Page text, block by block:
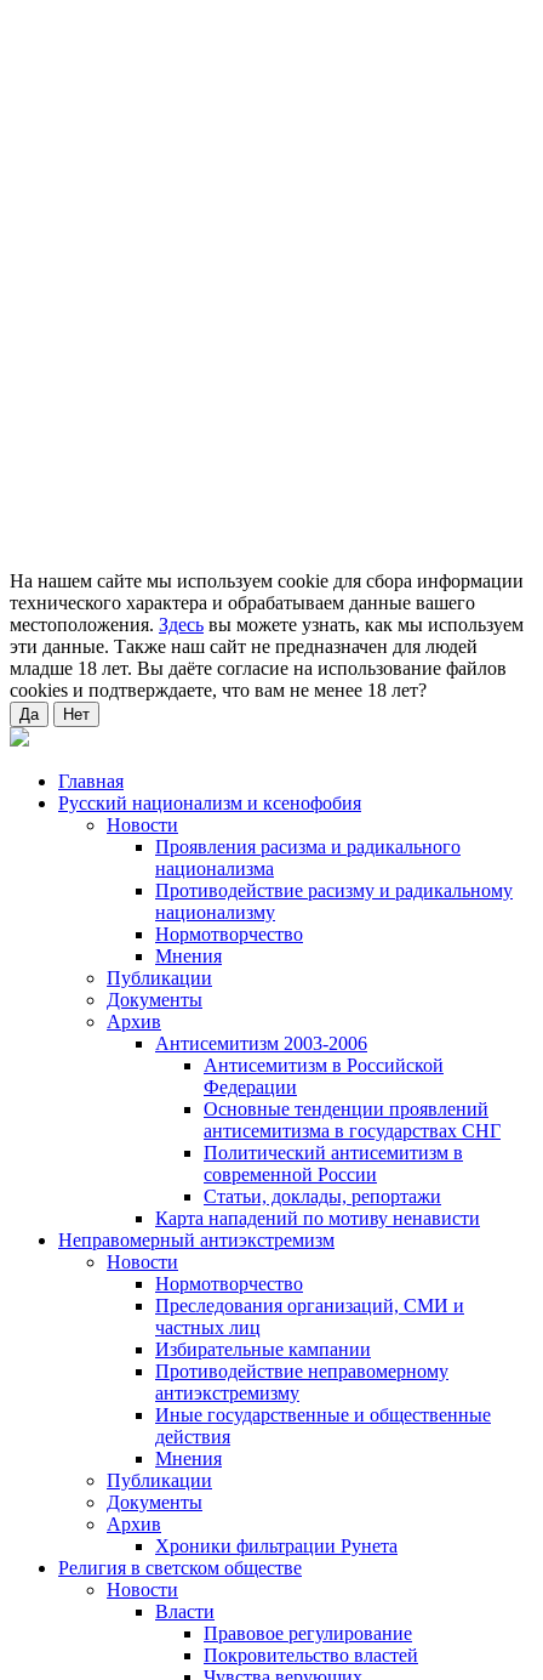
На нашем сайте мы используем cookie для сбора информации
технического характера и обрабатываем данные вашего
местоположения. Здесь вы можете узнать, как мы используем
эти данные. Также наш сайт не предназначен для людей
младше 18 лет. Вы даёте согласие на использование файлов
cookies и подтверждаете, что вам не менее 18 лет?
Да Нет
Главная
Русский национализм и ксенофобия
Новости
Проявления расизма и радикального
национализма
Противодействие расизму и радикальному
национализму
Нормотворчество
Мнения
Публикации
Документы
Архив
Антисемитизм 2003-2006
Антисемитизм в Российской
Федерации
Основные тенденции проявлений
антисемитизма в государствах СНГ
Политический антисемитизм в
современной России
Статьи, доклады, репортажи
Карта нападений по мотиву ненависти
Неправомерный антиэкстремизм
Новости
Нормотворчество
Преследования организаций, СМИ и
частных лиц
Избирательные кампании
Противодействие неправомерному
антиэкстремизму
Иные государственные и общественные
действия
Мнения
Публикации
Документы
Архив
Хроники фильтрации Рунета
Религия в светском обществе
Новости
Власти
Правовое регулирование
Покровительство властей